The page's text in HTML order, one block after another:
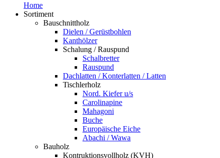
Home
Sortiment
Bauschnittholz
Dielen / Gerüstbohlen
Kanthölzer
Schalung / Rauspund
Schalbretter
Rauspund
Dachlatten / Konterlatten / Latten
Tischlerholz
Nord. Kiefer u/s
Carolinapine
Mahagoni
Buche
Europäische Eiche
Abachi / Wawa
Bauholz
Kontruktionsvollholz (KVH)